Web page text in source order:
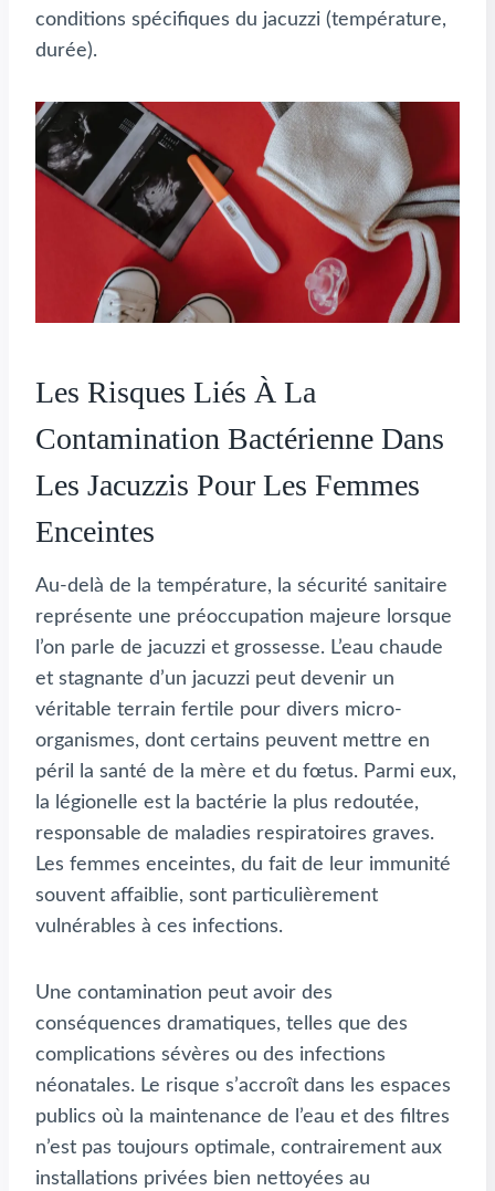
conditions spécifiques du jacuzzi (température,
durée).
Les Risques Liés À La
Contamination Bactérienne Dans
Les Jacuzzis Pour Les Femmes
Enceintes
Au-delà de la température, la sécurité sanitaire
représente une préoccupation majeure lorsque
l’on parle de jacuzzi et grossesse. L’eau chaude
et stagnante d’un jacuzzi peut devenir un
véritable terrain fertile pour divers micro-
organismes, dont certains peuvent mettre en
péril la santé de la mère et du fœtus. Parmi eux,
la légionelle est la bactérie la plus redoutée,
responsable de maladies respiratoires graves.
Les femmes enceintes, du fait de leur immunité
souvent affaiblie, sont particulièrement
vulnérables à ces infections.
Une contamination peut avoir des
conséquences dramatiques, telles que des
complications sévères ou des infections
néonatales. Le risque s’accroît dans les espaces
publics où la maintenance de l’eau et des filtres
n’est pas toujours optimale, contrairement aux
installations privées bien nettoyées au